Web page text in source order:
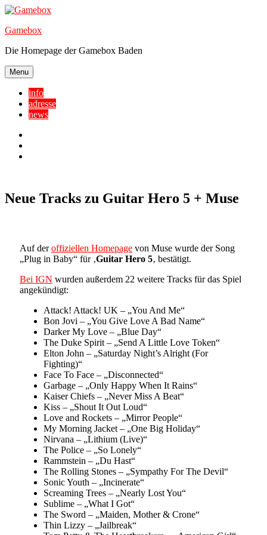
Skip
content
Gamebox
Die Homepage der Gamebox Baden
Menu
info
adresse
news
Neue Tracks zu Guitar Hero 5 + Muse
Auf deroffiziellen Homepage von Muse wurde der Song
„Plug in Baby“ für ‚Guitar Hero 5‚ bestätigt.
Bei IGN wurden außerdem 22 weitere Tracks für das Spiel
angekündigt:
Attack! Attack! UK – „You And Me“
Bon Jovi – „You Give Love A Bad Name“
Darker My Love – „Blue Day“
The Duke Spirit – „Send A Little Love Token“
Elton John – „Saturday Night’s Alright (For
Fighting)“
Face To Face – „Disconnected“
Garbage – „Only Happy When It Rains“
Kaiser Chiefs – „Never Miss A Beat“
Kiss – „Shout It Out Loud“
Love and Rockets – „Mirror People“
My Morning Jacket – „One Big Holiday“
Nirvana – „Lithium (Live)“
The Police – „So Lonely“
Rammstein – „Du Hast“
The Rolling Stones – „Sympathy For The Devil“
Sonic Youth – „Incinerate“
Screaming Trees – „Nearly Lost You“
Sublime – „What I Got“
The Sword – „Maiden, Mother & Crone“
Thin Lizzy – „Jailbreak“